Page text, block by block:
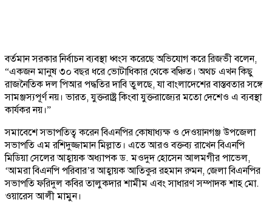
বর্তমান সরকার নির্বাচন ব্যবস্থা ধ্বংস করেছে অভিযোগ করে রিজভী বলেন,
“একজন মানুষ ৩০ বছর ধরে ভোটাধিকার থেকে বঞ্চিত। অথচ এখন কিছু
রাজনৈতিক দল পিআর পদ্ধতির দাবি তুলছে, যা বাংলাদেশের বাস্তবতার সঙ্গে
সামঞ্জস্যপূর্ণ নয়। ভারত, যুক্তরাষ্ট্র কিংবা যুক্তরাজ্যের মতো দেশেও এ ব্যবস্থা
কার্যকর নয়।”
সমাবেশে সভাপতিত্ব করেন বিএনপির কোষাধ্যক্ষ ও দেওয়ানগঞ্জ উপজেলা
সভাপতি এম রশিদুজ্জামান মিল্লাত। এতে আরও বক্তব্য রাখেন বিএনপি
মিডিয়া সেলের আহ্বায়ক অধ্যাপক ড. মওদুদ হোসেন আলমগীর পাভেল,
‘আমরা বিএনপি পরিবার’র আহ্বায়ক আতিকুর রহমান রুমন, জেলা বিএনপির
সভাপতি ফরিদুল কবির তালুকদার শামীম এবং সাধারণ সম্পাদক শাহ মো.
ওয়ারেস আলী মামুন।